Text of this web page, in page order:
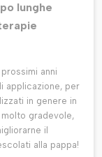
lunghe
anni
applicazione, per
in genere in
gradevole,
il
alla pappa!